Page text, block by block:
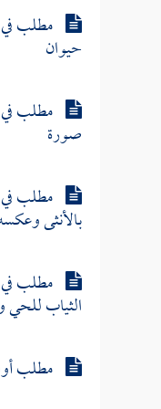
مطلب
حيوان
مطلب
صورة
مطلب
بالأنثى
مطلب
الثياب للحي
مطلب